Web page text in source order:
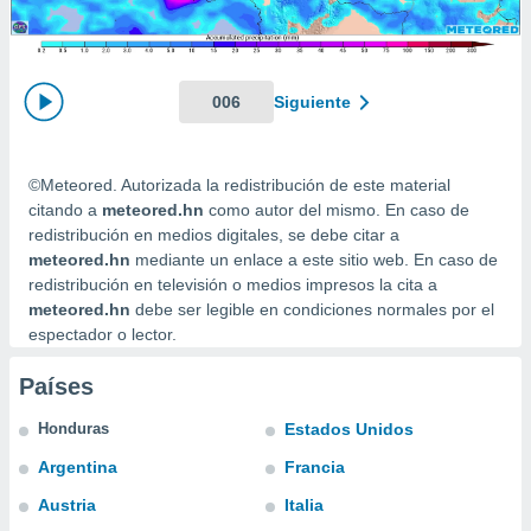
seguir
coste.
a la
la
todas
ya sean
nos
y análisis
así como
CONFIGURACIÓN
006 Siguiente
©Meteored. Autorizada la redistribución de este material
citando a meteored.hn como autor del mismo. En caso de
redistribución en medios digitales, se debe citar a
meteored.hn mediante un enlace a este sitio web. En caso de
redistribución en televisión o medios impresos la cita a
meteored.hn debe ser legible en condiciones normales por el
espectador o lector.
Países
Honduras
Argentina
Austria
Estados Unidos
Francia
Italia